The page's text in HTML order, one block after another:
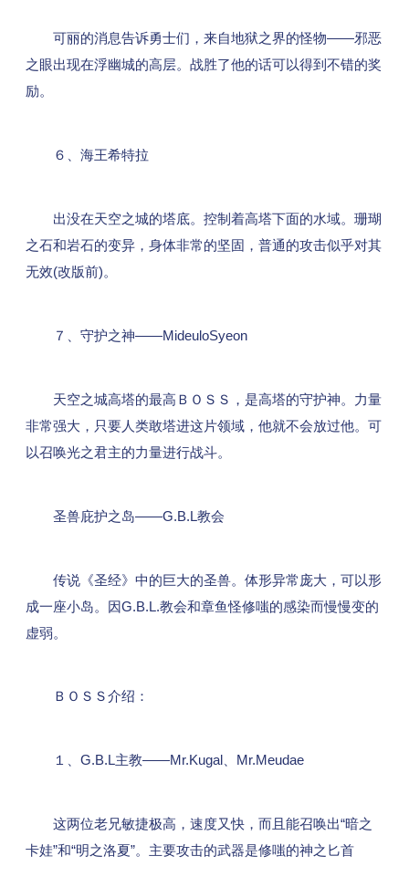
可丽的消息告诉勇士们，来自地狱之界的怪物——邪恶
之眼出现在浮幽城的高层。战胜了他的话可以得到不错的奖
励。
６、海王希特拉
出没在天空之城的塔底。控制着高塔下面的水域。珊瑚
之石和岩石的变异，身体非常的坚固，普通的攻击似乎对其
无效(改版前)。
７、守护之神——MideuloSyeon
天空之城高塔的最高ＢＯＳＳ，是高塔的守护神。力量
非常强大，只要人类敢塔进这片领域，他就不会放过他。可
以召唤光之君主的力量进行战斗。
圣兽庇护之岛——G.B.L教会
传说《圣经》中的巨大的圣兽。体形异常庞大，可以形
成一座小岛。因G.B.L.教会和章鱼怪修嗤的感染而慢慢变的
虚弱。
ＢＯＳＳ介绍：
１、G.B.L主教——Mr.Kugal、Mr.Meudae
这两位老兄敏捷极高，速度又快，而且能召唤出“暗之
卡娃”和“明之洛夏”。主要攻击的武器是修嗤的神之匕首